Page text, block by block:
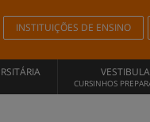
INSTITUIÇÕES DE ENSINO
CURSINHOS